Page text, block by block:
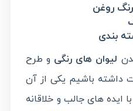
لیوان های رنگی و طرح
داشته باشیم یکی از آن
ایده های جالب و خلاقانه